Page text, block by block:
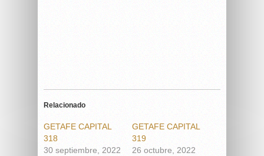
Relacionado
GETAFE CAPITAL
318
30 septiembre, 2022
GETAFE CAPITAL
319
26 octubre, 2022